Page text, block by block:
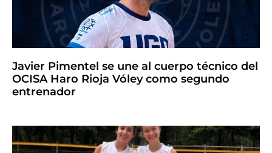
Javier Pimentel se une al cuerpo técnico del
OCISA Haro Rioja Vóley como segundo
entrenador